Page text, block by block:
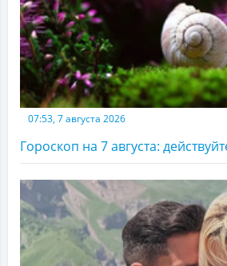
07:53, 7 августа 2026
Гороскоп на 7 августа: